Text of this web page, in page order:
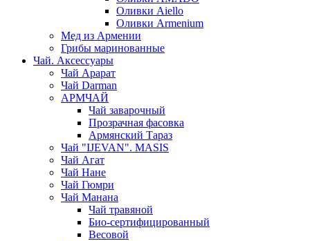
Оливки Aiello
Оливки Armenium
Мед из Армении
Грибы маринованные
Чай. Аксессуары
Чай Арарат
Чай Darman
АРМЧАЙ
Чай заварочный
Прозрачная фасовка
Армянский Тараз
Чай "IJEVAN". MASIS
Чай Агат
Чай Нане
Чай Гюмри
Чай Манана
Чай травяной
Био-сертифицированный
Весовой